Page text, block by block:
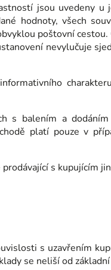
jsou uvedeny u
hodnoty, všech
poštovní cestou.
nevylučuje
s balením a
platí pouze v
s kupujícím
s uzavřením
se neliší od základní